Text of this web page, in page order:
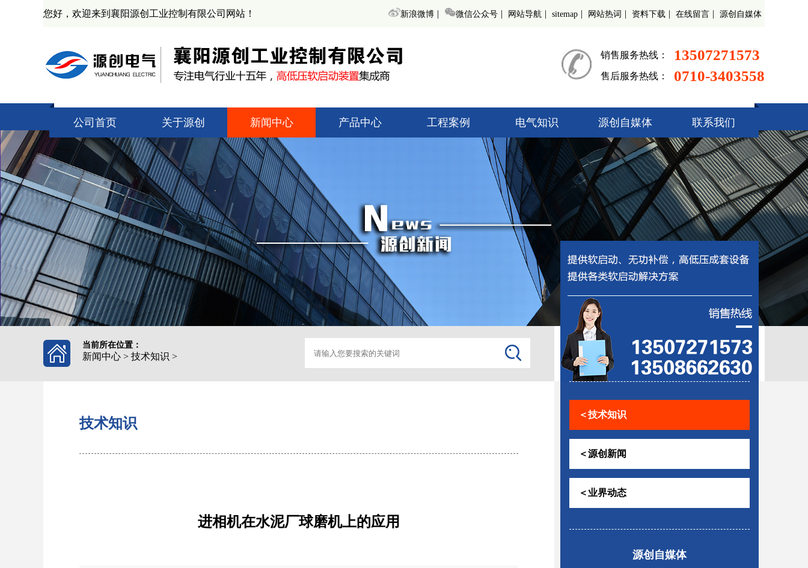
您好，欢迎来到襄阳源创工业控制有限公司网站！ 新浪微博 | 微信公众号 | 网站导航 | sitemap | 网站热词 | 资料下载 | 在线留言 | 源创自媒体
销售服务热线： 13507271573
售后服务热线： 0710-3403558
公司首页 关于源创
公司简介
资质证书
产业基地
企业文化
新闻中心
技术知识
源创新闻
业界动态
产品中心
无功补偿装置
变频调速器
高低压开关柜
箱变监控助磨
工程案例 电气知识
高低压起动柜
无功补偿装置
变频调速器
高低压开关柜
箱变监控助磨
源创自媒体 联系我们
当前所在位置：
新闻中心 > 技术知识 >
＜技术知识
＜源创新闻
＜业界动态
源创自媒体
技术知识
进相机在水泥厂球磨机上的应用